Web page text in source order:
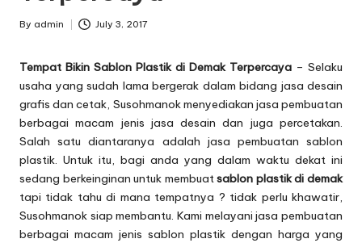
Posted
By admin July 3, 2017
Tempat Bikin Sablon Plastik di Demak Terpercaya – Selaku
usaha yang sudah lama bergerak dalam bidang jasa desain
grafis dan cetak, Susohmanok menyediakan jasa pembuatan
berbagai macam jenis jasa desain dan juga percetakan.
Salah satu diantaranya adalah jasa pembuatan sablon
plastik. Untuk itu, bagi anda yang dalam waktu dekat ini
sedang berkeinginan untuk membuatsablon plastik di demak
tapi tidak tahu di mana tempatnya ? tidak perlu khawatir,
Susohmanok siap membantu. Kami melayani jasa pembuatan
berbagai macam jenis sablon plastik dengan harga yang